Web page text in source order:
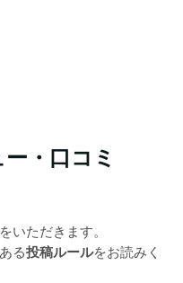
・口コミ
いただきます。
る投稿ルールをお読みく